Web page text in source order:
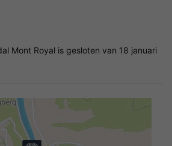
Mont Royal is gesloten van 18 januari